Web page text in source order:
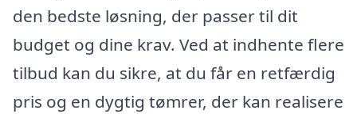
den bedste løsning, der passer til dit
budget og dine krav. Ved at indhente flere
tilbud kan du sikre, at du får en retfærdig
pris og en dygtig tømrer, der kan realisere